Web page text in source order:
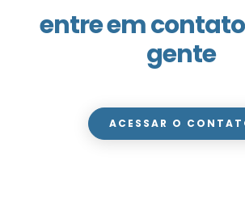
entre em
gente
ACESSAR O